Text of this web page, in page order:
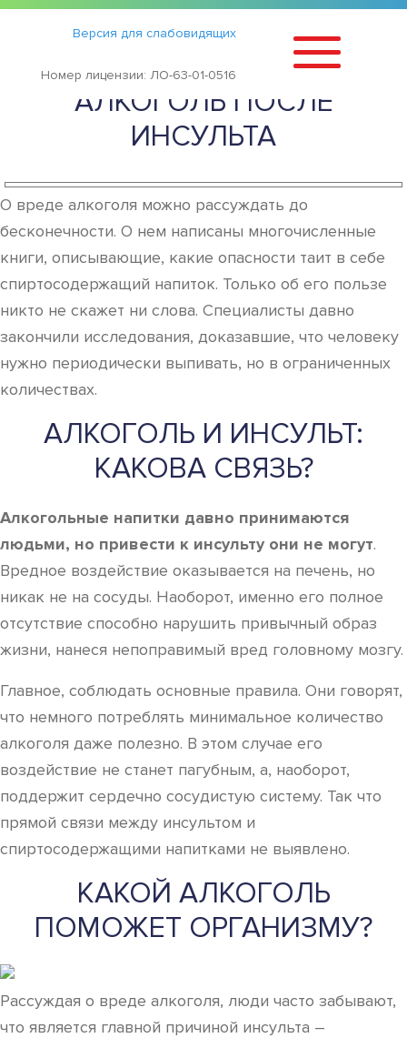
Версия для слабовидящих
Номер лицензии: ЛО-63-01-0516
Статьи ›
МОЖНО ЛИ УПОТРЕБЛЯТЬ
АЛКОГОЛЬ ПОСЛЕ
ИНСУЛЬТА
О вреде алкоголя можно рассуждать до
бесконечности. О нем написаны многочисленные
книги, описывающие, какие опасности таит в себе
спиртосодержащий напиток. Только об его пользе
никто не скажет ни слова. Специалисты давно
закончили исследования, доказавшие, что человеку
нужно периодически выпивать, но в ограниченных
количествах.
АЛКОГОЛЬ И ИНСУЛЬТ:
КАКОВА СВЯЗЬ?
Алкогольные напитки давно принимаются
людьми, но привести к инсульту они не могут.
Вредное воздействие оказывается на печень, но
никак не на сосуды. Наоборот, именно его полное
отсутствие способно нарушить привычный образ
жизни, нанеся непоправимый вред головному мозгу.
Главное, соблюдать основные правила. Они говорят,
что немного потреблять минимальное количество
алкоголя даже полезно. В этом случае его
воздействие не станет пагубным, а, наоборот,
поддержит сердечно сосудистую систему. Так что
прямой связи между инсультом и
спиртосодержащими напитками не выявлено.
КАКОЙ АЛКОГОЛЬ
ПОМОЖЕТ ОРГАНИЗМУ?
Рассуждая о вреде алкоголя, люди часто забывают,
что является главной причиной инсульта –